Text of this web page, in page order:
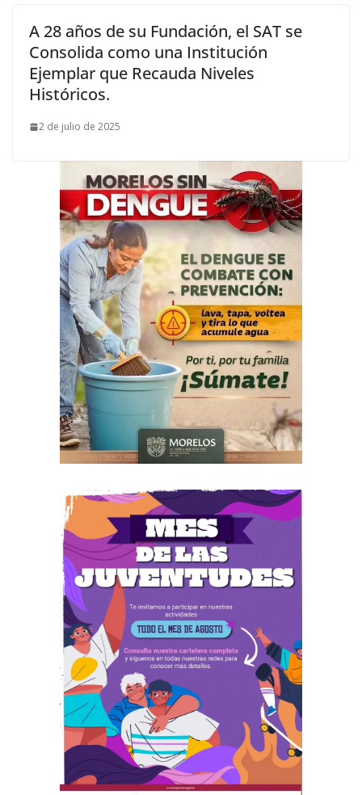
A 28 años de su Fundación, el SAT se
Consolida como una Institución
Ejemplar que Recauda Niveles
Históricos.
2 de julio de 2025